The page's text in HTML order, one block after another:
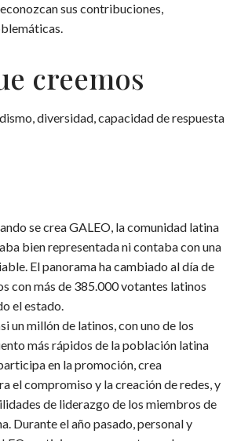
sus contribuciones,
creemos
diversidad, capacidad de respuesta
se crea GALEO, la comunidad latina
bien representada ni contaba con una
El panorama ha cambiado al día de
con más de 385.000 votantes latinos
el estado.
un millón de latinos, con uno de los
más rápidos de la población latina
en la promoción, crea
el compromiso y la creación de redes, y
de liderazgo de los miembros de
Durante el año pasado, personal y